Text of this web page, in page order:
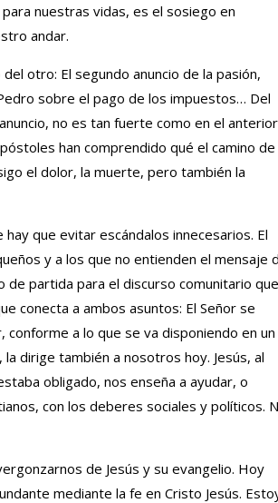
nuestras vidas, es el sosiego en
andar.
otro: El segundo anuncio de la pasión,
sobre el pago de los impuestos… Del
no es tan fuerte como en el
han comprendido qué el camino de
el dolor, la muerte, pero también la
que evitar escándalos innecesarios. El
y a los que no entienden el mensaje
de partida para el discurso comunitario que
conecta a ambos asuntos: El Señor se
a lo que se va disponiendo en un
dirige también a nosotros hoy. Jesús, al
obligado, nos enseña a ayudar, o
con los deberes sociales y políticos.
de Jesús y su evangelio. Hoy
mediante la fe en Cristo Jesús.